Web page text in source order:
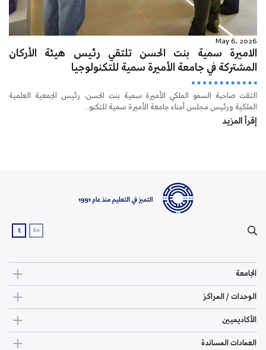
May 6, 2026
الاميرة سمية بنت الحسن تلتقي رئيس هيئة الأركان
المشتركة في جامعة الأميرة سمية للتكنولوجيا
التقت صاحبة السمو الملكي الأميرة سمية بنت الحسن، رئيس الجمعية العلمية
الملكية ورئيس مجلس أمناء جامعة الأميرة سمية للتكنو...
إقرأ المزيد
En ع
الجامعة
الوحدات / المراكز
الأكاديميين
العمادات المساندة